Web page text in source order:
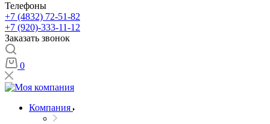
Телефоны
+7 (4832) 72-51-82
+7 (920)-333-11-12
Заказать звонок
0
Компания